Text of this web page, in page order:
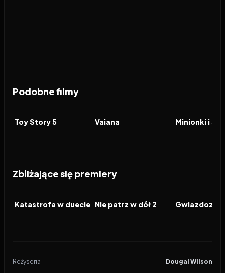
Podobne filmy
FILM
Toy Story 5 FILM
Vaiana FILM
Minionki i
Zbliżające się premiery
FILM
Katastrofa w duecie FILM
Nie patrz w dół 2 FILM
Reżyseria Dougal Wilson